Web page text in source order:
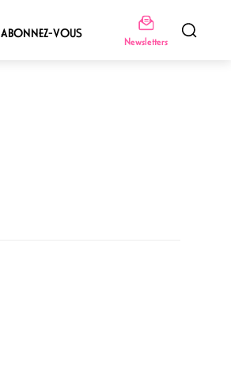
ABONNEZ-VOUS
Newsletters